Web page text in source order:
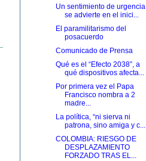
Un sentimiento de urgencia
se advierte en el inici...
El paramilitarismo del
posacuerdo
Comunicado de Prensa
Qué es el “Efecto 2038”, a
qué dispositivos afecta...
Por primera vez el Papa
Francisco nombra a 2
madre...
La política, “ni sierva ni
patrona, sino amiga y c...
COLOMBIA: RIESGO DE
DESPLAZAMIENTO
FORZADO TRAS EL...